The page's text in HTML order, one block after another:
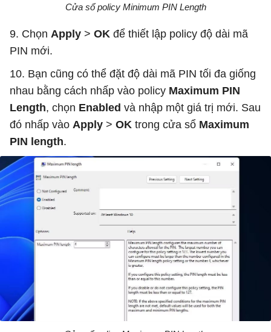
Cửa sổ policy Minimum PIN Length
9. Chọn Apply > OK để thiết lập policy độ dài mã
PIN mới.
10. Bạn cũng có thể đặt độ dài mã PIN tối đa giống
nhau bằng cách nhấp vào policy Maximum PIN
Length, chọn Enabled và nhập một giá trị mới. Sau
đó nhấp vào Apply > OK trong cửa sổ Maximum
PIN length.